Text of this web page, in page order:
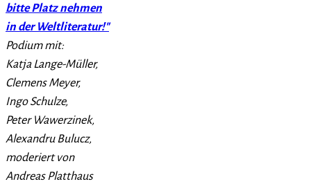
bitte Platz nehmen
in der Weltliteratur!"
Podium mit:
Katja Lange-Müller,
Clemens Meyer,
Ingo Schulze,
Peter Wawerzinek,
Alexandru Bulucz,
moderiert von
Andreas Platthaus